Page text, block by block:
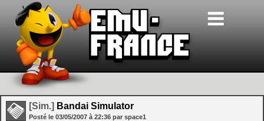
[Sim.] Bandai Simulator
Posté le 03/05/2007 à 22:36 par space1